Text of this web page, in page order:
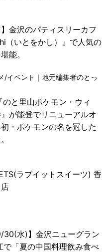
】金沢のパティスリーカフ
（いとをかし）』で人気の
能。
/イベント｜地元編集者のとっ
のと里山ポケモン・ウィ
が能登でリニューアルオ
・ポケモンの名を冠した
ラブイットスイーツ) 香
30(水)】金沢ニューグラン
で「夏の中国料理飲み食べ